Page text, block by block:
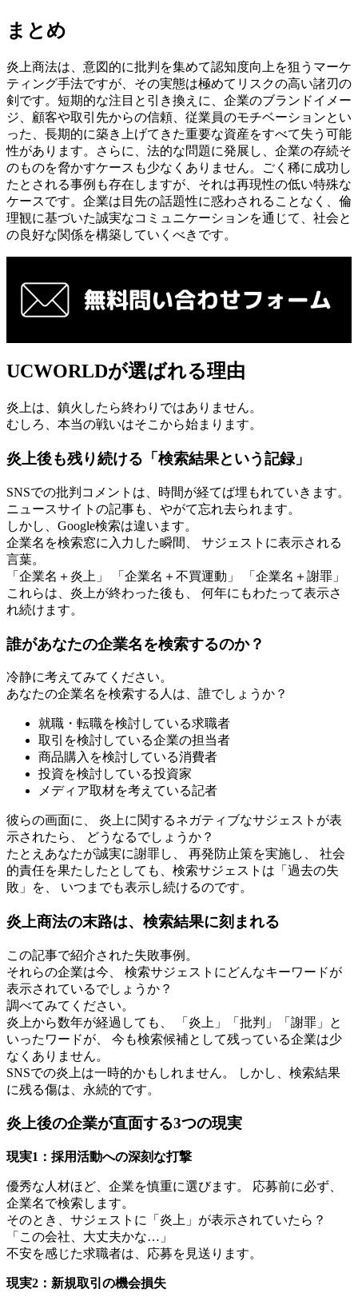
まとめ
炎上商法は、意図的に批判を集めて認知度向上を狙うマーケ
ティング手法ですが、その実態は極めてリスクの高い諸刃の
剣です。短期的な注目と引き換えに、企業のブランドイメー
ジ、顧客や取引先からの信頼、従業員のモチベーションとい
った、長期的に築き上げてきた重要な資産をすべて失う可能
性があります。さらに、法的な問題に発展し、企業の存続そ
のものを脅かすケースも少なくありません。ごく稀に成功し
たとされる事例も存在しますが、それは再現性の低い特殊な
ケースです。企業は目先の話題性に惑わされることなく、倫
理観に基づいた誠実なコミュニケーションを通じて、社会と
の良好な関係を構築していくべきです。
UCWORLDが選ばれる理由
炎上は、鎮火したら終わりではありません。
むしろ、本当の戦いはそこから始まります。
炎上後も残り続ける「検索結果という記録」
SNSでの批判コメントは、時間が経てば埋もれていきます。
ニュースサイトの記事も、やがて忘れ去られます。
しかし、Google検索は違います。
企業名を検索窓に入力した瞬間、 サジェストに表示される
言葉。
「企業名＋炎上」 「企業名＋不買運動」 「企業名＋謝罪」
これらは、炎上が終わった後も、 何年にもわたって表示さ
れ続けます。
誰があなたの企業名を検索するのか？
冷静に考えてみてください。
あなたの企業名を検索する人は、誰でしょうか？
就職・転職を検討している求職者
取引を検討している企業の担当者
商品購入を検討している消費者
投資を検討している投資家
メディア取材を考えている記者
彼らの画面に、 炎上に関するネガティブなサジェストが表
示されたら、 どうなるでしょうか？
たとえあなたが誠実に謝罪し、 再発防止策を実施し、 社会
的責任を果たしたとしても、検索サジェストは「過去の失
敗」を、 いつまでも表示し続けるのです。
炎上商法の末路は、検索結果に刻まれる
この記事で紹介された失敗事例。
それらの企業は今、 検索サジェストにどんなキーワードが
表示されているでしょうか？
調べてみてください。
炎上から数年が経過しても、 「炎上」「批判」「謝罪」と
いったワードが、 今も検索候補として残っている企業は少
なくありません。
SNSでの炎上は一時的かもしれません。 しかし、検索結果
に残る傷は、永続的です。
炎上後の企業が直面する3つの現実
現実1：採用活動への深刻な打撃
優秀な人材ほど、企業を慎重に選びます。 応募前に必ず、
企業名で検索します。
そのとき、サジェストに「炎上」が表示されていたら？
「この会社、大丈夫かな…」
不安を感じた求職者は、応募を見送ります。
現実2：新規取引の機会損失